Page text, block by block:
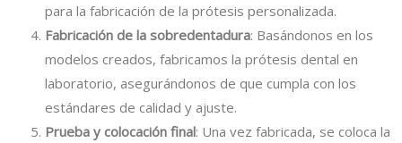
para la fabricación de la prótesis personalizada.
Fabricación de la sobredentadura: Basándonos en los
modelos creados, fabricamos la prótesis dental en
laboratorio, asegurándonos de que cumpla con los
estándares de calidad y ajuste.
Prueba y colocación final: Una vez fabricada, se coloca la